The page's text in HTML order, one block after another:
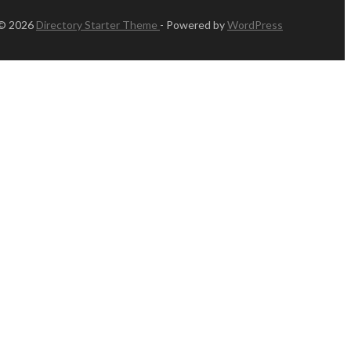
2026 Directory Starter Theme - Powered byWordPress